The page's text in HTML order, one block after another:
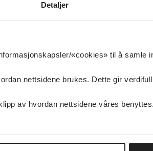
Detaljer
«cookies» til å samle
nettsidene brukes. Dette gir
av hvordan nettsidene våres
til vaksne
til voksne
for omsorgsforskning 2023
hjemme